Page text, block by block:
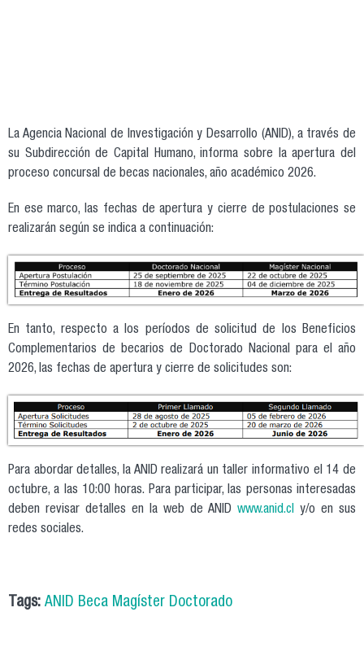
La Agencia Nacional de Investigación y Desarrollo (ANID), a través de
su Subdirección de Capital Humano, informa sobre la apertura del
proceso concursal de becas nacionales, año académico 2026.
En ese marco, las fechas de apertura y cierre de postulaciones se
realizarán según se indica a continuación:
captura_de_pantalla_2025-10-07_120238.png
En tanto, respecto a los períodos de solicitud de los Beneficios
Complementarios de becarios de Doctorado Nacional para el año
2026, las fechas de apertura y cierre de solicitudes son:
captura_de_pantalla_2025-10-07_120714.png
Para abordar detalles, la ANID realizará un taller informativo el 14 de
octubre, a las 10:00 horas. Para participar, las personas interesadas
deben revisar detalles en la web de ANID www.anid.cl y/o en sus
redes sociales.
Tags: ANID Beca Magíster Doctorado